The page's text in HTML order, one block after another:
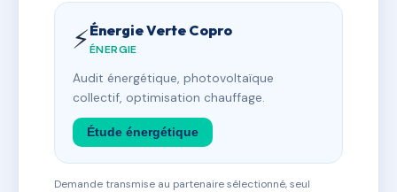
⚡Énergie Verte Copro
ÉNERGIE
Audit énergétique, photovoltaïque
collectif, optimisation chauffage.
Étude énergétique
Demande transmise au partenaire sélectionné, seul